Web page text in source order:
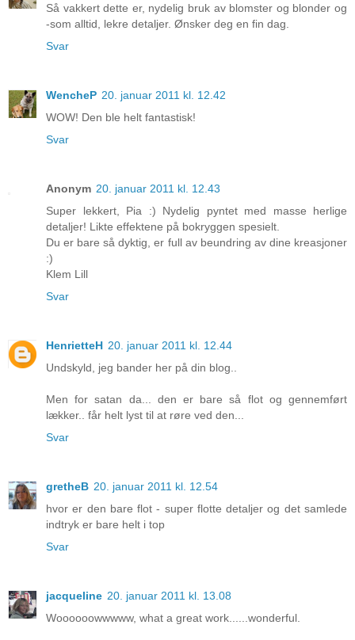
Så vakkert dette er, nydelig bruk av blomster og blonder og
-som alltid, lekre detaljer. Ønsker deg en fin dag.
Svar
WencheP 20. januar 2011 kl. 12.42
WOW! Den ble helt fantastisk!
Svar
Anonym 20. januar 2011 kl. 12.43
Super lekkert, Pia :) Nydelig pyntet med masse herlige
detaljer! Likte effektene på bokryggen spesielt.
Du er bare så dyktig, er full av beundring av dine kreasjoner
:)
Klem Lill
Svar
HenrietteH 20. januar 2011 kl. 12.44
Undskyld, jeg bander her på din blog..
Men for satan da... den er bare så flot og gennemført
lækker.. får helt lyst til at røre ved den...
Svar
gretheB 20. januar 2011 kl. 12.54
hvor er den bare flot - super flotte detaljer og det samlede
indtryk er bare helt i top
Svar
jacqueline 20. januar 2011 kl. 13.08
Woooooowwwww, what a great work......wonderful.